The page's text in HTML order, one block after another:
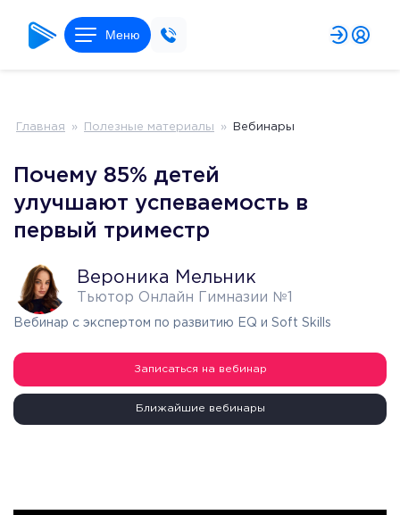
Меню
Главная » Полезные материалы » Вебинары
Почему 85% детей
улучшают успеваемость в
первый триместр
Вероника Мельник
Тьютор Онлайн Гимназии №1
Вебинар с экспертом по развитию EQ и Soft Skills
Записаться на вебинар
Ближайшие вебинары